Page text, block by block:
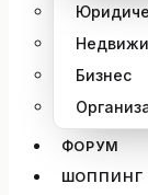
Бизнес
ФОРУМ
ШОППИНГ